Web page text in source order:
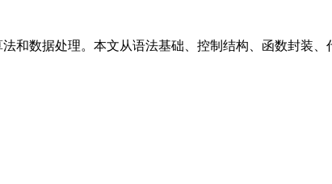
和数据处理。本文从语法基础、控制结构、函数封装、